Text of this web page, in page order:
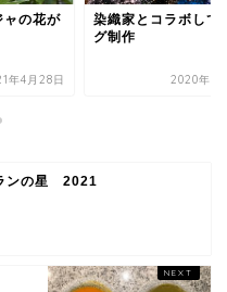
ャの花が
年4月28日
染織家とコラボして
グ制作
2020年7
ンの星 2021